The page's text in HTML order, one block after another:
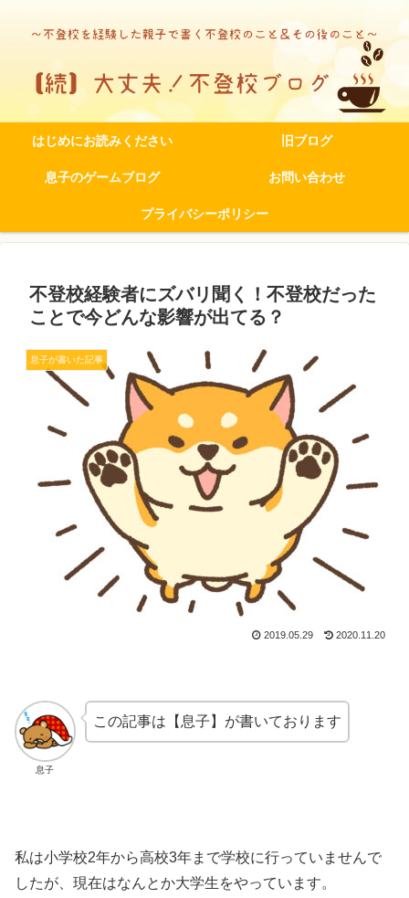
はじめにお読みください 旧ブログ
息子のゲームブログ お問い合わせ
プライバシーポリシー
不登校経験者にズバリ聞く！不登校だった
ことで今どんな影響が出てる？
息子が書いた記事
2019.05.29 2020.11.20
息子
この記事は【息子】が書いております
私は小学校2年から高校3年まで学校に行っていませんで
したが、現在はなんとか大学生をやっています。